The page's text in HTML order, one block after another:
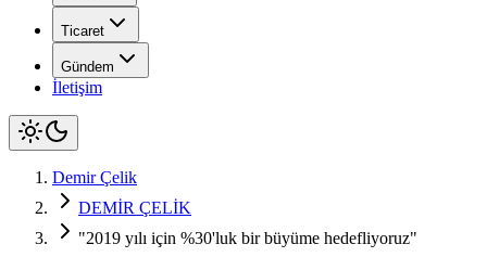
Ticaret
Gündem
İletişim
Demir Çelik
DEMİR ÇELİK
"2019 yılı için %30'luk bir büyüme hedefliyoruz"